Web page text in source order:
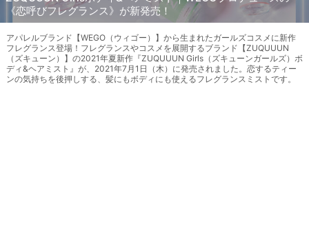
《恋呼びフレグランス》が新発売！
アパレルブランド【WEGO（ウィゴー）】から生まれたガールズコスメに新作
フレグランス登場！フレグランスやコスメを展開するブランド【ZUQUUUN
（ズキューン）】の2021年夏新作『ZUQUUUN Girls（ズキューンガールズ）ボ
ディ&ヘアミスト』が、2021年7月1日（木）に発売されました。恋するティー
ンの気持ちを後押しする、髪にもボディにも使えるフレグランスミストです。